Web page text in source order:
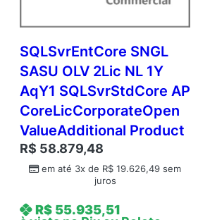
SQLSvrEntCore SNGL
SASU OLV 2Lic NL 1Y
AqY1 SQLSvrStdCore AP
CoreLicCorporateOpen
ValueAdditional Product
R$ 58.879,48
em até 3x de R$ 19.626,49 sem
juros
R$ 55.935,51